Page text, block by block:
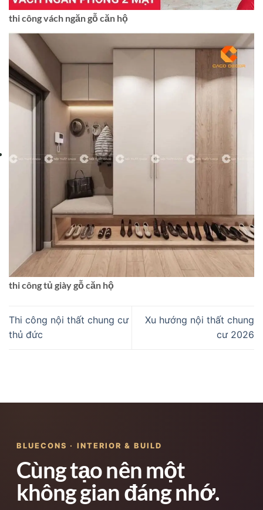
thi công vách ngăn gỗ căn hộ
thi công tủ giày gỗ căn hộ
Thi công nội thất chung cư
thủ đức
Xu hướng nội thất chung
cư 2026
BLUECONS · INTERIOR & BUILD
Cùng tạo nên một
không gian đáng nhớ.